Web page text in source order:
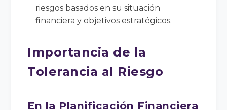
riesgos basados en su situación
financiera y objetivos estratégicos.
Importancia de la
Tolerancia al Riesgo
En la Planificación Financiera